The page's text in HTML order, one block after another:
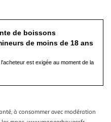
de boissons
de moins de 18 ans
est exigée au moment de la
à consommer avec modération